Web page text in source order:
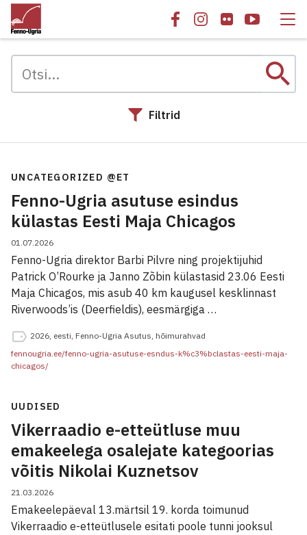
search
Filtrid
UNCATEGORIZED @ET
Fenno-Ugria asutuse esindus
külastas Eesti Maja Chicagos
01.07.2026
Fenno-Ugria direktor Barbi Pilvre ning projektijuhid
Patrick O’Rourke ja Janno Zõbin külastasid 23.06 Eesti
Maja Chicagos, mis asub 40 km kaugusel kesklinnast
Riverwoods’is (Deerfieldis), eesmärgiga …
2026, eesti, Fenno-Ugria Asutus, hõimurahvad
fennougria.ee/fenno-ugria-asutuse-esndus-k%c3%bclastas-eesti-maja-
chicagos/
UUDISED
Vikerraadio e-etteütluse muu
emakeelega osalejate kategoorias
võitis Nikolai Kuznetsov
21.03.2026
Emakeelepäeval 13.märtsil 19. korda toimunud
Vikerraadio e-etteütlusele esitati poole tunni jooksul